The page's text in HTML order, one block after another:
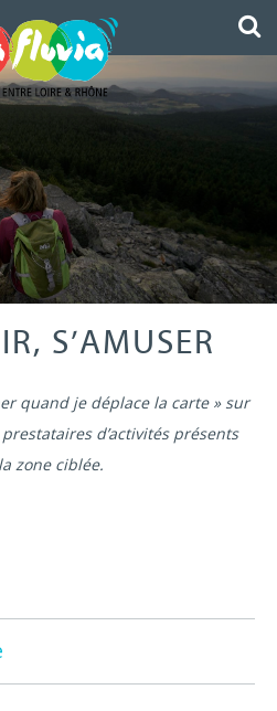
S’AMUSER
quand je déplace la carte » sur
d’activités présents
zone ciblée.